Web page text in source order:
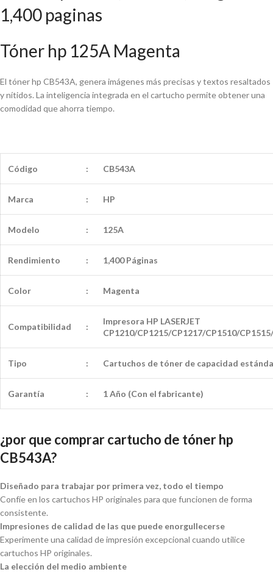
1,400 paginas
Tóner hp 125A Magenta
El tóner hp CB543A, genera imágenes más precisas y textos resaltados
y nítidos. La inteligencia integrada en el cartucho permite obtener una
comodidad que ahorra tiempo.
Código : CB543A
Marca : HP
Modelo : 125A
Rendimiento : 1,400 Páginas
Color : Magenta
Compatibilidad :
Impresora HP LASERJET
CP1210/CP1215/CP1217/CP1510/
Tipo : Cartuchos de tóner de capacidad
Garantía : 1 Año (Con el fabricante)
¿por que comprar cartucho de tóner hp
CB543A?
Diseñado para trabajar por primera vez, todo el tiempo
Confíe en los cartuchos HP originales para que funcionen de forma
consistente.
Impresiones de calidad de las que puede enorgullecerse
Experimente una calidad de impresión excepcional cuando utilice
cartuchos HP originales.
La elección del medio ambiente